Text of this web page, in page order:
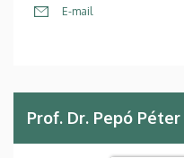
E-mail
Prof. Dr. Pepó Péter